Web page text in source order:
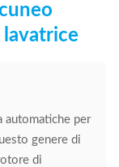
automatiche per
genere di
di